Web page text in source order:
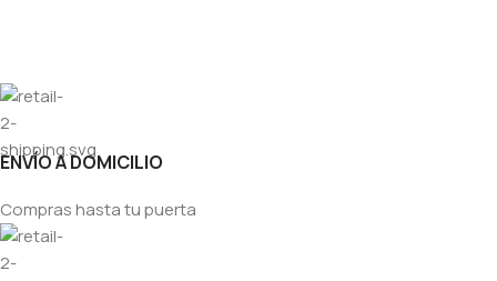
ENVÍO A DOMICILIO
Compras hasta tu puerta